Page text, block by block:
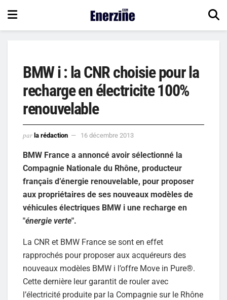
BMW i : la CNR choisie pour la
recharge en électricite 100%
renouvelable
par la rédaction 16 décembre 2013
BMW France a annoncé avoir sélectionné la
Compagnie Nationale du Rhône, producteur
français d’énergie renouvelable, pour proposer
aux propriétaires de ses nouveaux modèles de
véhicules électriques BMW i une recharge en
"énergie verte".
La CNR et BMW France se sont en effet
rapprochés pour proposer aux acquéreurs des
nouveaux modèles BMW i l’offre Move in Pure®.
Cette dernière leur garantit de rouler avec
l’électricité produite par la Compagnie sur le Rhône